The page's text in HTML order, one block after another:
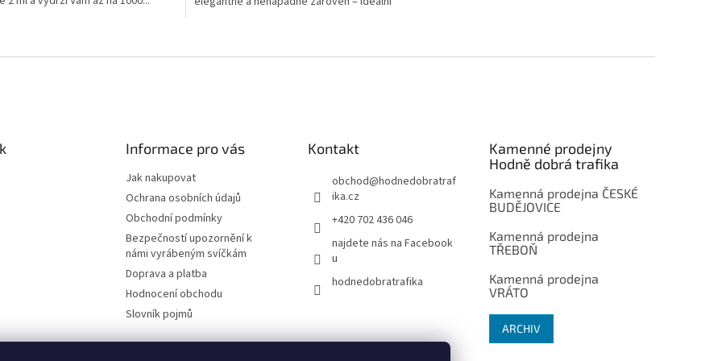
v
Informace pro vás
Jak nakupovat
Ochrana osobních údajů
Obchodní podmínky
Bezpečností upozornění k
námi vyrábeným svíčkám
Doprava a platba
Hodnocení obchodu
Slovník pojmů
Kontakt
obchod@hodnedobratraf
ika.cz
+420 702 436 046
najdete nás na Facebook
u
hodnedobratrafika
Kamenné prodejny
Hodně dobrá trafika
Kamenná prodejna ČESKÉ
BUDĚJOVICE
Kamenná prodejna
TŘEBOŇ
Kamenná prodejna
VRÁTO
ARCHIV